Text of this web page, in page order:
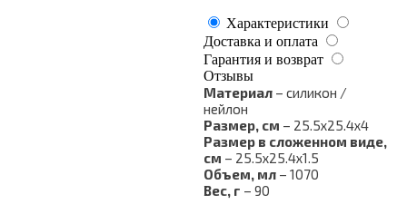
Характеристики
Доставка и оплата
Гарантия и возврат
Отзывы
Материал – силикон /
нейлон
Размер, см – 25.5х25.4х4
Размер в сложенном виде,
см – 25.5х25.4х1.5
Объем, мл – 1070
Вес, г – 90